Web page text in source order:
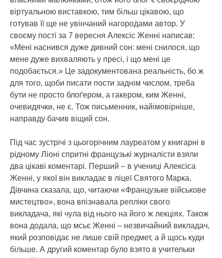
віртуальною виставкою, тим більш цікавою, що
готував її ще не увінчаний нагородами автор. У
своєму пості за 7 вересня Алексіс Женні написав:
«Мені наснився дуже дивний сон: мені снилося, що
мене дуже вихваляють у пресі, і що мені це
подобається.» Це задокументована реальність, бо ж
для того, щоби писати пости заднім числом, треба
бути не просто блоґером, а гакером, ким Женні,
очевидячки, не є. Тож письменник, найімовірніше,
направду бачив віщий сон.
Під час зустрічі з цьогорічним лауреатом у книгарні в
рідному Ліоні спритні французькі журналісти взяли
два цікаві коментарі. Перший – в учениці Алексіса
Женні, у якої він викладає в ліцеї Святого Марка.
Дівчина сказала, що, читаючи «Французьке військове
мистецтво», вона впізнавала репліки свого
викладача, які чула від нього на його ж лекціях. Також
вона додала, що мсьє Женні – незвичайний викладач,
який розповідає не лише свій предмет, а й щось куди
більше. А другий коментар було взято в учительки